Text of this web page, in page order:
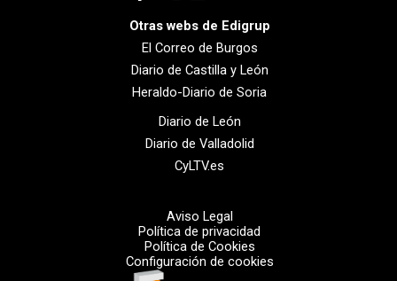
Otras webs de Edigrup
El Correo de Burgos
Diario de Castilla y León
Heraldo-Diario de Soria
Diario de León
Diario de Valladolid
CyLTV.es
Aviso Legal
Política de privacidad
Política de Cookies
Configuración de cookies